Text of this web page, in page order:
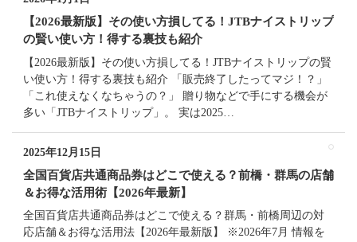
【2026最新版】その使い方損してる！JTBナイストリップ
の賢い使い方！得する裏技も紹介
【2026最新版】その使い方損してる！JTBナイストリップの賢
い使い方！得する裏技も紹介 「販売終了したってマジ！？」
「これ使えなくなちゃうの？」 贈り物などで手にする機会が
多い「JTBナイストリップ」。 実は2025…
2025年12月15日
全国百貨店共通商品券はどこで使える？前橋・群馬の店舗
＆お得な活用術【2026年最新】
全国百貨店共通商品券はどこで使える？群馬・前橋周辺の対
応店舗＆お得な活用法【2026年最新版】 ※2026年7月 情報を